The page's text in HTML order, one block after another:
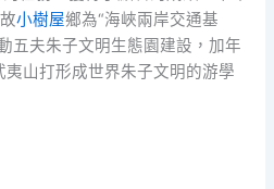
小樹屋鄉為“海峽兩岸交通基
五夫朱子文明生態園建設，加年
山打形成世界朱子文明的游學